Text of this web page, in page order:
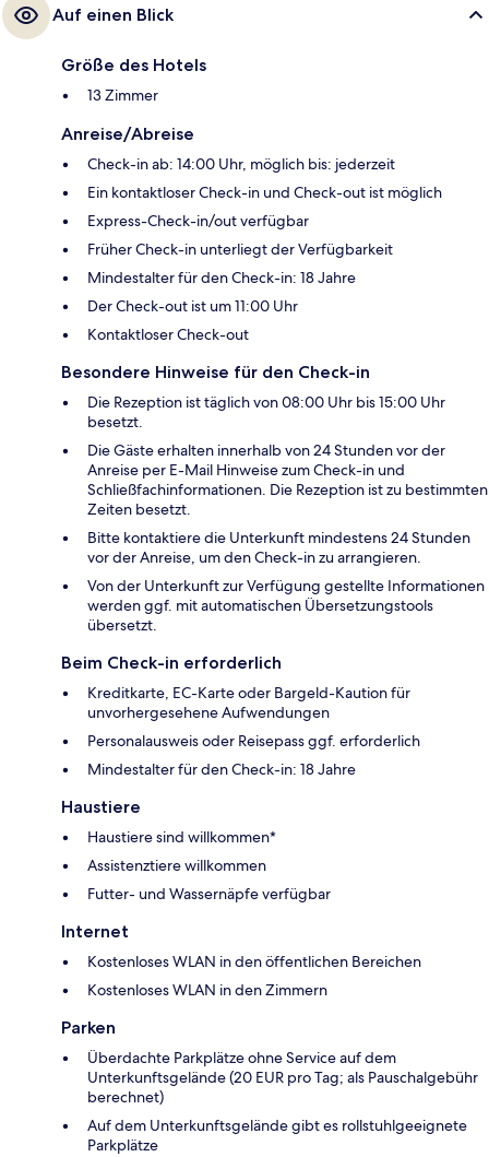
Auf einen Blick
Größe des Hotels
13 Zimmer
Anreise/Abreise
Check-in ab: 14:00 Uhr, möglich bis: jederzeit
Ein kontaktloser Check-in und Check-out ist möglich
Express-Check-in/out verfügbar
Früher Check-in unterliegt der Verfügbarkeit
Mindestalter für den Check-in: 18 Jahre
Der Check-out ist um 11:00 Uhr
Kontaktloser Check-out
Besondere Hinweise für den Check-in
Die Rezeption ist täglich von 08:00 Uhr bis 15:00 Uhr
besetzt.
Die Gäste erhalten innerhalb von 24 Stunden vor der
Anreise per E-Mail Hinweise zum Check-in und
Schließfachinformationen. Die Rezeption ist zu bestimmten
Zeiten besetzt.
Bitte kontaktiere die Unterkunft mindestens 24 Stunden
vor der Anreise, um den Check-in zu arrangieren.
Von der Unterkunft zur Verfügung gestellte Informationen
werden ggf. mit automatischen Übersetzungstools
übersetzt.
Beim Check-in erforderlich
Kreditkarte, EC-Karte oder Bargeld-Kaution für
unvorhergesehene Aufwendungen
Personalausweis oder Reisepass ggf. erforderlich
Mindestalter für den Check-in: 18 Jahre
Haustiere
Haustiere sind willkommen*
Assistenztiere willkommen
Futter- und Wassernäpfe verfügbar
Internet
Kostenloses WLAN in den öffentlichen Bereichen
Kostenloses WLAN in den Zimmern
Parken
Überdachte Parkplätze ohne Service auf dem
Unterkunftsgelände (20 EUR pro Tag; als Pauschalgebühr
berechnet)
Auf dem Unterkunftsgelände gibt es rollstuhlgeeignete
Parkplätze